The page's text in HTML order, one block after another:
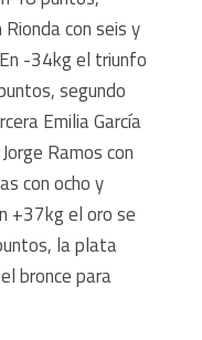
con seis y
-34kg el triunfo
segundo
Emilia García
Ramos con
con ocho y
+37kg el oro se
la plata
bronce para